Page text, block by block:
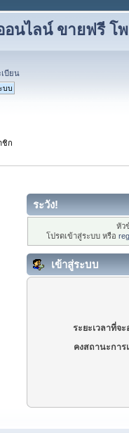
นไลน์ ขายฟรี โ
เบียน
ชิก
ระวัง!
หัว
โปรดเข้าสู่ระบบ หรือ
เข้าสู่ระบบ
ระยะเวลาที่จ
คงสถานะการ